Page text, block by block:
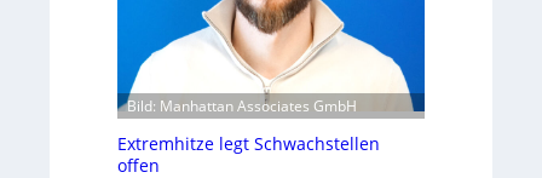
n
i
s
i
e
r
c
h
e
r
t
Z
Bild: Manhattan Associates GmbH
Extremhitze legt Schwachstellen
offen